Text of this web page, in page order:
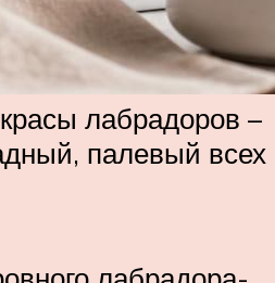
лабрадоров –
палевый всех